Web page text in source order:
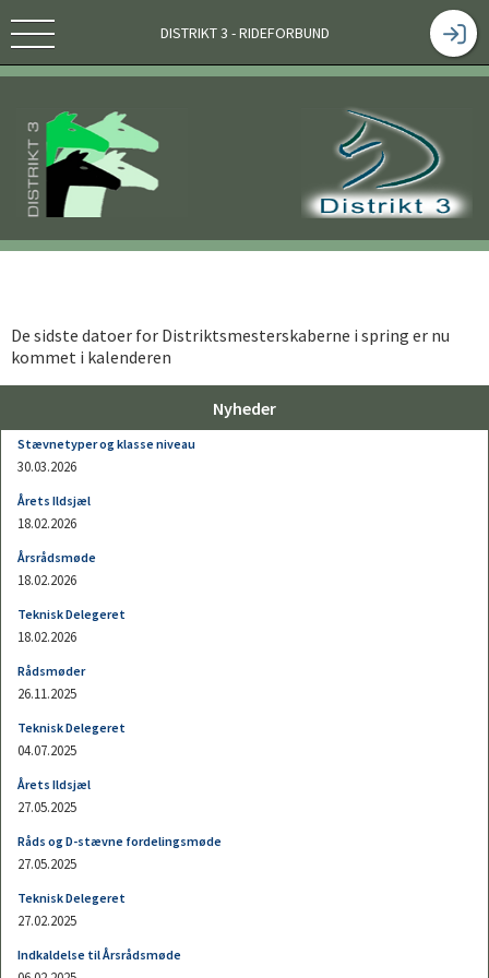
DISTRIKT 3 - RIDEFORBUND
De sidste datoer for Distriktsmesterskaberne i spring er nu
kommet i kalenderen
Nyheder